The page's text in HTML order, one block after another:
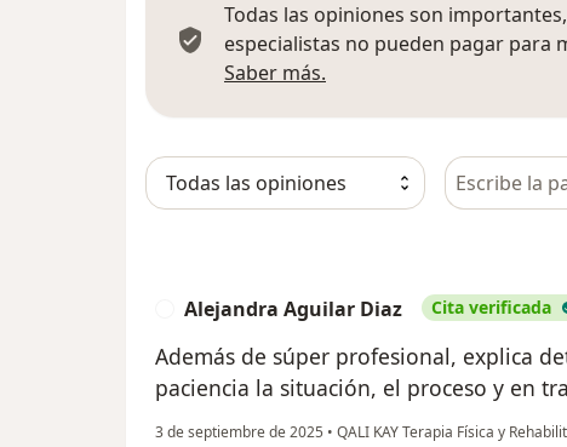
Todas las opiniones son
especialistas no pueden pagar para
Saber más.
Busca en
Alejandra Aguilar Diaz Cita verificada
Además de súper profesional, explica
paciencia la situación, el proceso y en
3 de septiembre de 2025 • QALI KAY Terapia Física y